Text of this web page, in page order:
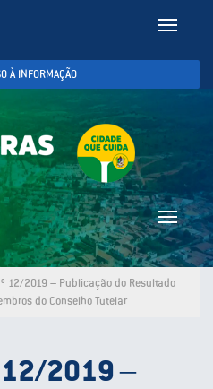
Toggle
À INFORMAÇÃO
Toggle
12/2019 – Publicação do Resultado
do Conselho Tutelar
12/2019 –